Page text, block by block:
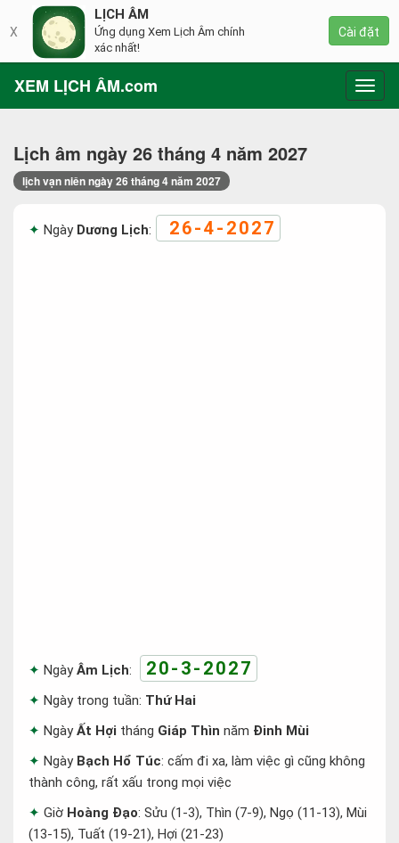
XEM LỊCH ÂM.com
Lịch âm ngày 26 tháng 4 năm 2027
lịch vạn niên ngày 26 tháng 4 năm 2027
Ngày Dương Lịch: 26-4-2027
NgàyÂm Lịch: 20-3-2027
Ngày trong tuần: Thứ Hai
NgàyẤt Hợi tháng Giáp Thìn năm Đinh Mùi
Ngày Bạch Hổ Túc: cấm đi xa, làm việc gì cũng không
thành công, rất xấu trong mọi việc
Giờ Hoàng Đạo: Sửu (1-3), Thìn (7-9), Ngọ (11-13), Mùi
(13-15), Tuất (19-21), Hợi (21-23)
X
LỊCH ÂM
Ứng dụng Xem Lịch Âm chính
xác nhất!
Cài đặt